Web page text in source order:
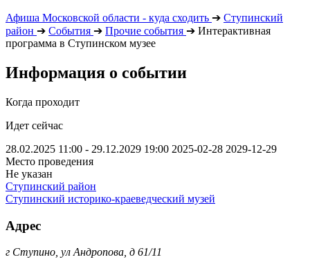
Афиша Московской области - куда сходить ➔ Ступинский
район ➔ События ➔ Прочие события ➔ Интерактивная
программа в Ступинском музее
Информация о событии
Когда проходит
Идет сейчас
28.02.2025 11:00 - 29.12.2029 19:00 2025-02-28 2029-12-29
Место проведения
Не указан
Ступинский район
Ступинский историко-краеведческий музей
Адрес
г Ступино, ул Андропова, д 61/11